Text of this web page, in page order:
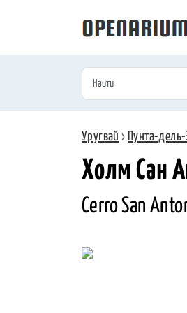
Уругвай › Пунта-
Холм Сан
Cerro San